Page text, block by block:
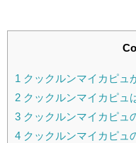
1 クックルンマイカピュ
2 クックルンマイカピュ
3 クックルンマイカピュ
4 クックルンマイカピュ